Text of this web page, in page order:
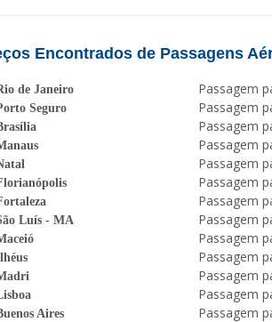
Encontrados de Passagens
de Janeiro Passagem
Seguro Passagem
Passagem
Passagem
Passagem
Passagem
Passagem
Luís - MA Passagem
Passagem
Passagem
Passagem
Passagem
Aires Passagem